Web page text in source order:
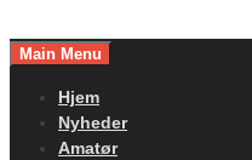
toMain Menu
Hjem
Nyheder
Amatør